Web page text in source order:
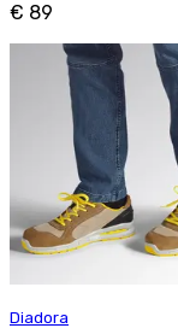
€ 89
Diadora